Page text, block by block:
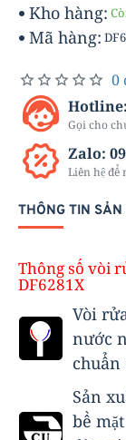
Kho hàng:
Mã hàng:
0
Hotline:
Gọi cho
Zalo:
Liên hệ để
THÔNG TIN
Thông số vòi
DF6281X
Vòi
nước
chuẩn
Sản
bề